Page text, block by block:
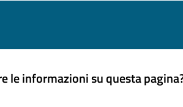
le informazioni su questa